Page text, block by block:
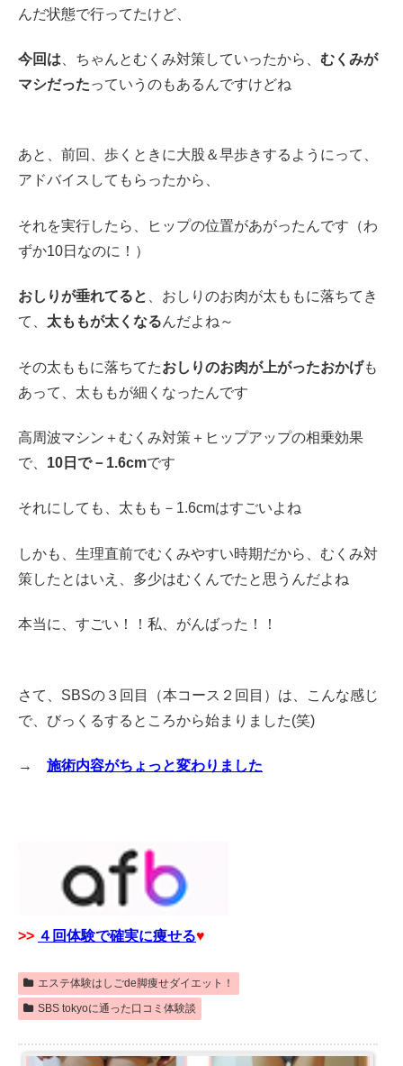
んだ状態で行ってたけど、
今回は 、ちゃんとむくみ対策していったから、 むくみが
マシだったっていうのもあるんですけどね
あと、前回、歩くときに大股＆早歩きするようにって、
アドバイスしてもらったから、
それを実行したら、ヒップの位置があがったんです（わ
ずか10日なのに！）
おしりが垂れてると
、おしりのお肉が太ももに落ちてき
て、 太ももが太くなるんだよね～
その太ももに落ちてたおしりのお肉が上がったおかげも
あって、太ももが細くなったんです
高周波マシン＋むくみ対策＋ヒップアップの相乗効果
で、 10日で－1.6cmです
それにしても、太もも－1.6cmはすごいよね
しかも、生理直前でむくみやすい時期だから、むくみ対
策したとはいえ、多少はむくんでたと思うんだよね
本当に、すごい！！私、がんばった！！
さて、SBSの３回目（本コース２回目）は、こんな感じ
で、びっくるするところから始まりました(笑)
→ 施術内容がちょっと変わりました
>> ４回体験で確実に痩せる♥
エステ体験はしごde脚痩せダイエット！
SBS tokyoに通った口コミ体験談